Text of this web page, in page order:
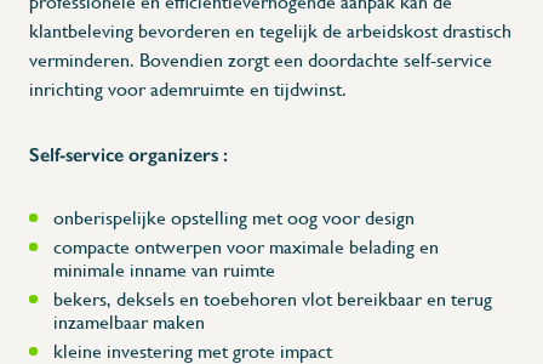
klantbeleving bevorderen en tegelijk de arbeidskost drastisch
verminderen. Bovendien zorgt een doordachte self-service
inrichting voor ademruimte en tijdwinst.
Self-service organizers :
onberispelijke opstelling met oog voor design
compacte ontwerpen voor maximale belading en
minimale inname van ruimte
bekers, deksels en toebehoren vlot bereikbaar en terug
inzamelbaar maken
kleine investering met grote impact